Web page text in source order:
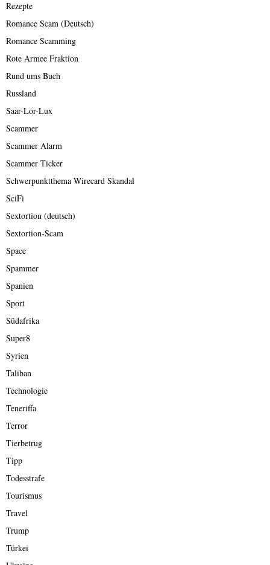
Rezepte
Romance Scam (Deutsch)
Romance Scamming
Rote Armee Fraktion
Rund ums Buch
Russland
Saar-Lor-Lux
Scammer
Scammer Alarm
Scammer Ticker
Schwerpunktthema Wirecard Skandal
SciFi
Sextortion (deutsch)
Sextortion-Scam
Space
Spammer
Spanien
Sport
Südafrika
Super8
Syrien
Taliban
Technologie
Teneriffa
Terror
Tierbetrug
Tipp
Todesstrafe
Tourismus
Travel
Trump
Türkei